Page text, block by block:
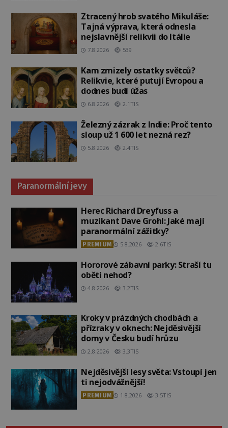
Ztracený hrob svatého Mikuláše:
Tajná výprava, která odnesla
nejslavnější relikvii do Itálie
7.8.2026 539
Kam zmizely ostatky světců?
Relikvie, které putují Evropou a
dodnes budí úžas
6.8.2026 2.1TIS
Železný zázrak z Indie: Proč tento
sloup už 1 600 let nezná rez?
5.8.2026 2.4TIS
Paranormální jevy
Herec Richard Dreyfuss a
muzikant Dave Grohl: Jaké mají
paranormální zážitky?
PREMIUM 5.8.2026 2.6TIS
Hororové zábavní parky: Straší tu
oběti nehod?
4.8.2026 3.2TIS
Kroky v prázdných chodbách a
přízraky v oknech: Nejděsivější
domy v Česku budí hrůzu
2.8.2026 3.3TIS
Nejděsivější lesy světa: Vstoupí jen
ti nejodvážnější!
PREMIUM 1.8.2026 3.5TIS